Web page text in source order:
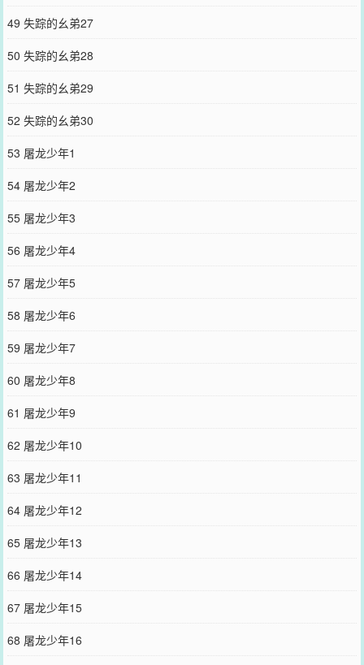
49 失踪的幺弟27
50 失踪的幺弟28
51 失踪的幺弟29
52 失踪的幺弟30
53 屠龙少年1
54 屠龙少年2
55 屠龙少年3
56 屠龙少年4
57 屠龙少年5
58 屠龙少年6
59 屠龙少年7
60 屠龙少年8
61 屠龙少年9
62 屠龙少年10
63 屠龙少年11
64 屠龙少年12
65 屠龙少年13
66 屠龙少年14
67 屠龙少年15
68 屠龙少年16